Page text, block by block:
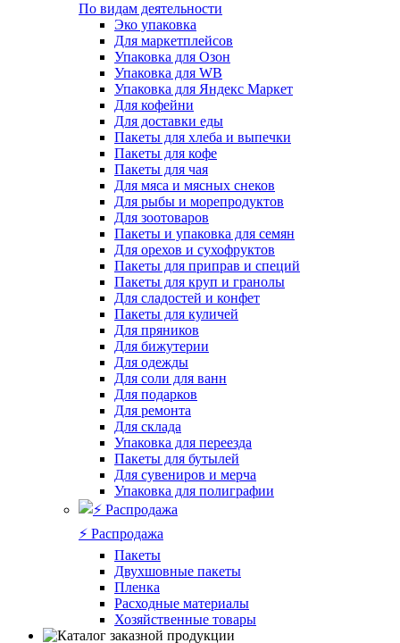
По видам деятельности
Эко упаковка
Для маркетплейсов
Упаковка для Озон
Упаковка для WB
Упаковка для Яндекс Маркет
Для кофейни
Для доставки еды
Пакеты для хлеба и выпечки
Пакеты для кофе
Пакеты для чая
Для мяса и мясных снеков
Для рыбы и морепродуктов
Для зоотоваров
Пакеты и упаковка для семян
Для орехов и сухофруктов
Пакеты для приправ и специй
Пакеты для круп и гранолы
Для сладостей и конфет
Пакеты для куличей
Для пряников
Для бижутерии
Для одежды
Для соли для ванн
Для подарков
Для ремонта
Для склада
Упаковка для переезда
Пакеты для бутылей
Для сувениров и мерча
Упаковка для полиграфии
⚡️ Распродажа
Пакеты
Двухшовные пакеты
Пленка
Расходные материалы
Хозяйственные товары